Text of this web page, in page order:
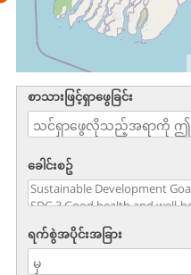
စာသားဖြင့်ရှာဖွေခြင်း
ခေါင်းစဥ်
ရက်စွဲအပိုင်းအခြား